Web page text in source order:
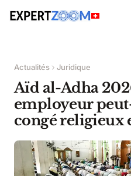
Actualités Juridique
Aïd al-Adha
employeur
congé religieux